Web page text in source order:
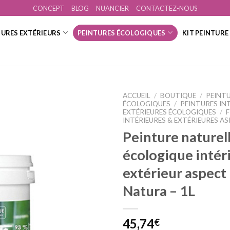
CONCEPT BLOG NUANCIER CONTACTEZ-NOUS
EXTÉRIEURS PEINTURES ÉCOLOGIQUES
KIT PEINTURE
ACCUEIL / BOUTIQUE /
ÉCOLOGIQUES / PEINTURES
EXTÉRIEURES ÉCOLOGIQUES /
INTÉRIEURES & EXTÉRIEURES
Peinture
écologique
extérieur aspect
Natura – 1L
45,74€